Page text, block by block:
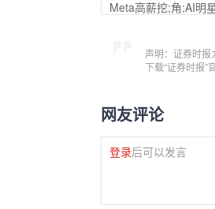
Meta高薪挖;角;AI明
声明：证券时
下载“证券时报”
网友评论
登录后可以发言